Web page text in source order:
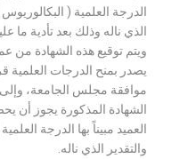
الدرجة العلمية ( البكالوريوس
الذي ناله وذلك بعد تأدية ما
ويتم توقيع هذه الشهادة من
يصدر بمنح الدرجات العلمية
موافقة مجلس الجامعة،
الشهادة المذكورة يجوز أن
العميد مبيناً بها الدرجة
والتقدير الذي ناله.